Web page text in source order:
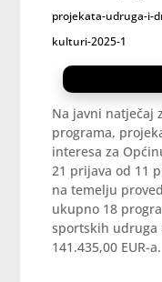
projekata-udruga-i-
kulturi-2025-1
Na javni natječaj
programa,
interesa za
21 prijava od 11
na temelju
ukupno 18
sportskih udruga
141.435,00 EUR-a.